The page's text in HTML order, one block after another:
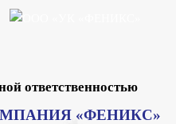
ответственностью
«ФЕНИКС»